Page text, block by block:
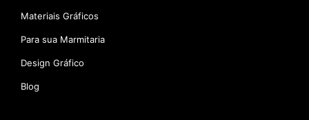
Materiais Gráficos
Para sua Marmitaria
Design Gráfico
Blog